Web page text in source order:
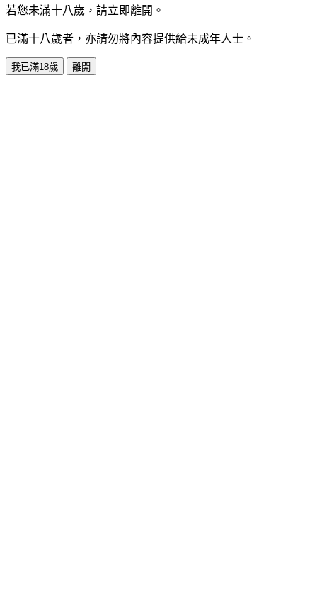
若您未滿十八歲，請立即離開。
已滿十八歲者，亦請勿將內容提供給未成年人士。
我已滿18歲 離開